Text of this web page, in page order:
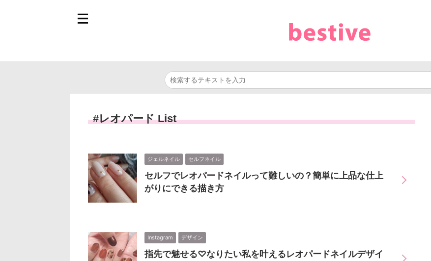
#レオパード List
ジェルネイル セルフネイル
セルフでレオパードネイルって難しいの？簡単に上品な仕上
がりにできる描き方
Instagram デザイン
指先で魅せる♡なりたい私を叶えるレオパードネイルデザイ